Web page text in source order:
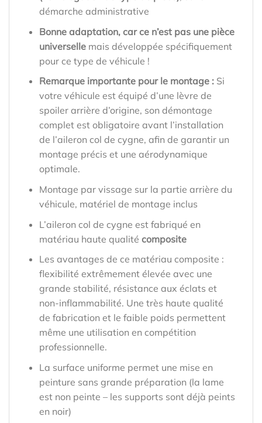
démarche administrative
Bonne adaptation, car ce n’est pas une pièce
universellemais développée spécifiquement
pour ce type de véhicule !
Remarque importante pour le montage : Si
votre véhicule est équipé d’une lèvre de
spoiler arrière d’origine, son démontage
complet est obligatoire avant l’installation
de l’aileron col de cygne, afin de garantir un
montage précis et une aérodynamique
optimale.
Montage par vissage sur la partie arrière du
véhicule, matériel de montage inclus
L’aileron col de cygne est fabriqué en
matériau haute qualité composite
Les avantages de ce matériau composite :
flexibilité extrêmement élevée avec une
grande stabilité, résistance aux éclats et
non-inflammabilité. Une très haute qualité
de fabrication et le faible poids permettent
même une utilisation en compétition
professionnelle.
La surface uniforme permet une mise en
peinture sans grande préparation (la lame
est non peinte – les supports sont déjà peints
en noir)